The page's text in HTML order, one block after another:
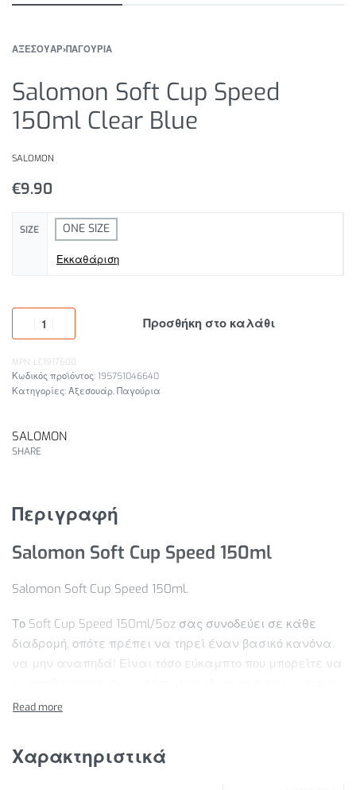
ΑΞΕΣΟΥΑΡ›ΠΑΓΟΥΡΙΑ
Salomon Soft Cup Speed
150ml Clear Blue
SALOMON
€9.90
SIZE ONE SIZE
Εκκαθάριση
Προσθήκη στο καλάθι
MPN: LC1917600
195751046640
Κατηγορίες: Αξεσουάρ, Παγούρια
SALOMON
SHARE
Περιγραφή
Salomon Soft Cup Speed 150ml
Salomon Soft Cup Speed 150ml.
Το Soft Cup Speed 150ml/5oz σας συνοδεύει σε κάθε
διαδρομή, οπότε πρέπει να τηρεί έναν βασικό κανόνα,
να μην αναπηδά! Είναι τόσο εύκαμπτο που μπορείτε να
χρησιμοποιώντας τον ειδικό δακτύλιο για εύκολη
Χαρακτηριστικά Προϊόντος:
Χαρακτηριστικά